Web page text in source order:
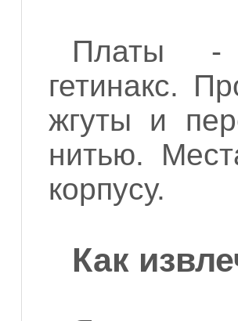
Платы -
гетинакс.
жгуты и
нитью.
корпусу.
Как